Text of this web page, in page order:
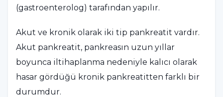
(gastroenterolog) tarafından yapılır.
Akut ve kronik olarak iki tip pankreatit vardır.
Akut pankreatit, pankreasın uzun yıllar
boyunca iltihaplanma nedeniyle kalıcı olarak
hasar gördüğü kronik pankreatitten farklı bir
durumdur.